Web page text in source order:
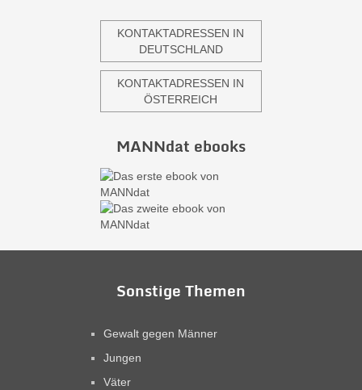
KONTAKTADRESSEN IN
DEUTSCHLAND
KONTAKTADRESSEN IN
ÖSTERREICH
MANNdat ebooks
Sonstige Themen
Gewalt gegen Männer
Jungen
Väter